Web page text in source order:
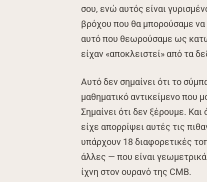
σου, ενώ αυτός είναι
βρόχου που θα μπορούσαμε να
αυτό που θεωρούσαμε ως
είχαν «αποκλειστεί» από τα
Αυτό δεν σημαίνει ότι το
μαθηματικό αντικείμενο που
Σημαίνει ότι δεν ξέρουμε.
είχε απορρίψει αυτές τις
υπάρχουν 18 διαφορετικές
άλλες — που είναι
ίχνη στον ουρανό της CMB.